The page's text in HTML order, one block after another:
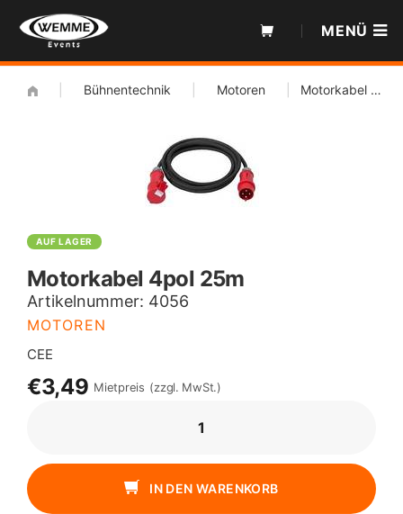
Inhalt
MENÜ
Bühnentechnik Motoren Motorkabel 4pol 25m
AUF LAGER
Motorkabel 4pol 25m
Artikelnummer: 4056
MOTOREN
CEE
€3,49 Mietpreis (zzgl. MwSt.)
MENGE
IN DEN WARENKORB